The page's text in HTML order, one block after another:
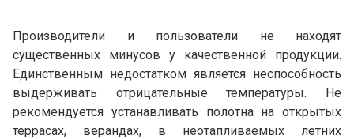
Производители и пользователи не находят
существенных минусов у качественной продукции.
Единственным недостатком является неспособность
выдерживать отрицательные температуры. Не
рекомендуется устанавливать полотна на открытых
террасах, верандах, в неотапливаемых летних